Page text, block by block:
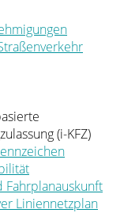
(i-KFZ)
Fahrplanauskunft
Liniennetzplan